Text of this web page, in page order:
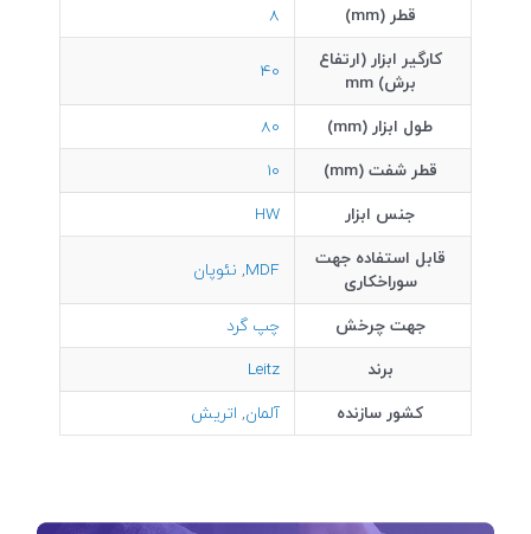
قطر (mm)
8
کارگیر ابزار (ارتفاع
برش) mm
40
طول ابزار (mm)
80
قطر شفت (mm)
10
جنس ابزار
HW
قابل استفاده جهت
سوراخکاری
MDF
, نئوپان
جهت چرخش
چپ گرد
برند
Leitz
کشور سازنده
آلمان, اتریش